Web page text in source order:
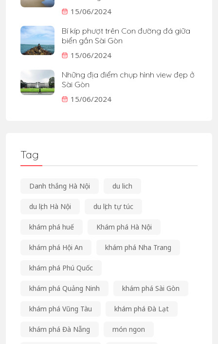
15/06/2024
Bí kíp phượt trên Con đường đá giữa
biển gần Sài Gòn
15/06/2024
Những địa điểm chụp hình view đẹp ở
Sài Gòn
15/06/2024
Tag
Danh thắng Hà Nội du lich
du lịch Hà Nội du lịch tự túc
khám phá huế Khám phá Hà Nội
khám phá Hội An khám phá Nha Trang
khám phá Phú Quốc
khám phá Quảng Ninh khám phá Sài Gòn
khám phá Vũng Tàu khám phá Đà Lạt
khám phá Đà Nẵng món ngon